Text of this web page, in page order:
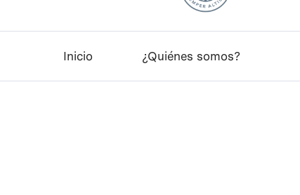
Inicio ¿Quiénes somos?